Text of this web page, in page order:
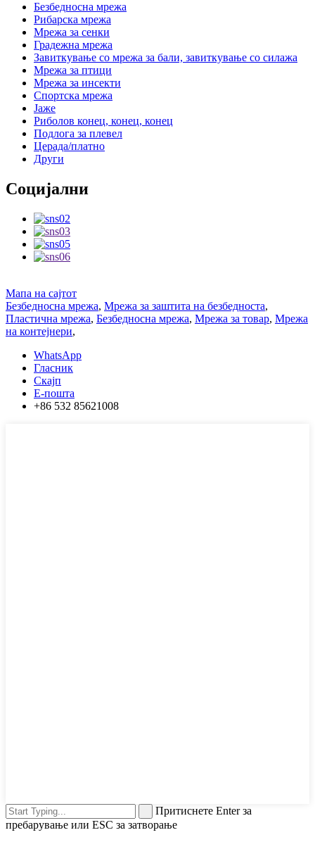
Безбедносна мрежа
Рибарска мрежа
Мрежа за сенки
Градежна мрежа
Завиткување со мрежа за бали, завиткување со силажа
Мрежа за птици
Мрежа за инсекти
Спортска мрежа
Јаже
Риболов конец, конец, конец
Подлога за плевел
Церада/платно
Други
Социјални
Мапа на сајтот
Безбедносна мрежа, Мрежа за заштита на безбедноста,
Пластична мрежа, Безбедносна мрежа, Мрежа за товар, Мрежа
на контејнери,
WhatsApp
Гласник
Скајп
Е-пошта
+86 532 85621008
Притиснете Enter за
пребарување или ESC за затворање